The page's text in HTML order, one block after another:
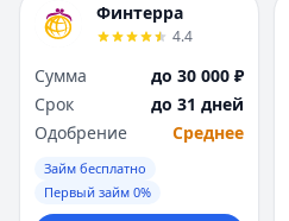
Финтерра
4.4
Сумма
до 30 000 ₽
Срок
до 31 дней
Одобрение
Среднее
Займ бесплатно
Первый займ 0%